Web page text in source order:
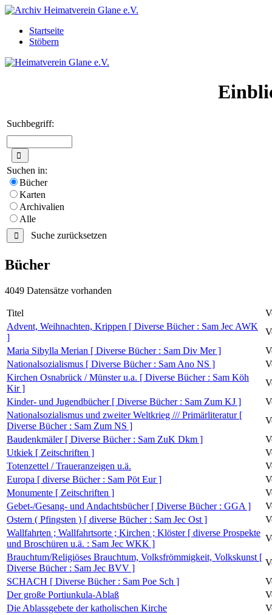
Startseite
Stöbern
Suchbegriff:
Suchen in:
Bücher
Karten
Archivalien
Alle
Suche zurücksetzen
Bücher
4049 Datensätze vorhanden
Titel
Advent, Weihnachten, Krippen [ Diverse Bücher : Sam Jec AWK
]
Maria Sibylla Merian [ Diverse Bücher : Sam Div Mer ]
Nationalsozialismus [ Diverse Bücher : Sam Ano NS ]
Kirchen Osnabrück / Münster u.a. [ Diverse Bücher : Sam Köh
Kir ]
Kinder- und Jugendbücher [ Diverse Bücher : Sam Zum KJ ]
Nationalsozialismus und zweiter Weltkrieg /// Primärliteratur [
Diverse Bücher : Sam Zum NS ]
Baudenkmäler [ Diverse Bücher : Sam ZuK Dkm ]
Utkiek [ Zeitschriften ]
Totenzettel / Traueranzeigen u.ä.
Europa [ diverse Bücher : Sam Pöt Eur ]
Monumente [ Zeitschriften ]
Gebet-/Gesang- und Andachtsbücher [ Diverse Bücher : GGA ]
Ostern ( Pfingsten ) [ diverse Bücher : Sam Jec Ost ]
Wallfahrten ; Wallfahrtsorte ; Kirchen ; Klöster [ diverse Prospekte
und Broschüren u.ä. : Sam Jec WKK ]
Brauchtum/Religiöses Brauchtum, Volksfrömmigkeit, Volkskunst [
Diverse Bücher : Sam Jec BVV ]
SCHACH [ Diverse Bücher : Sam Poe Sch ]
Der große Portiunkula-Ablaß
Die Ablassgebete der katholischen Kirche